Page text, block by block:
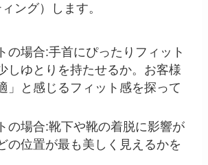
ング）します。
の場合:手首にぴったりフィット
しゆとりを持たせるか。お客様
」と感じるフィット感を探って
の場合:靴下や靴の着脱に影響が
の位置が最も美しく見えるかを